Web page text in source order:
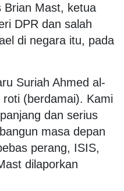
Brian Mast, ketua
DPR dan salah
di negara itu, pada
Suriah Ahmed al-
(berdamai). Kami
dan serius
masa depan
perang, ISIS,
dilaporkan